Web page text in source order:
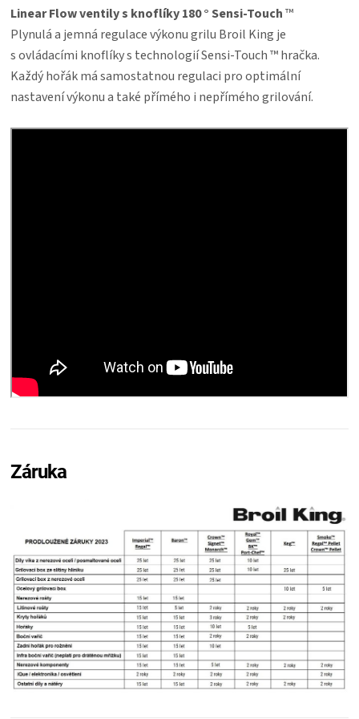
Linear Flow ventily s knoflíky 180 ° Sensi-Touch™
Plynulá a jemná regulace výkonu grilu Broil King je
s ovládacími knoflíky s technologií Sensi-Touch ™ hračka.
Každý hořák má samostatnou regulaci pro optimální
nastavení výkonu a také přímého i nepřímého grilování.
Záruka